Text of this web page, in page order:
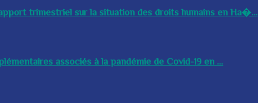
trimestriel sur la situation des droits humains en Ha�...
associés à la pandémie de Covid-19 en ...